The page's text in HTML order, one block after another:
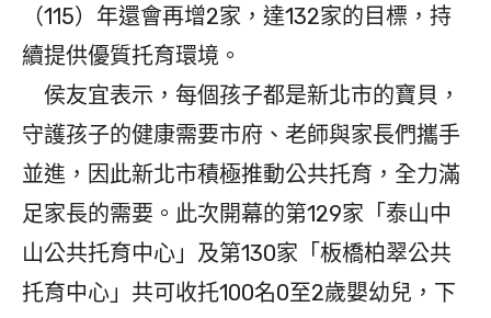
（115）年還會再增2家，達132家的目標，持
續提供優質托育環境。
侯友宜表示，每個孩子都是新北市的寶貝，
守護孩子的健康需要市府、老師與家長們攜手
並進，因此新北市積極推動公共托育，全力滿
足家長的需要。此次開幕的第129家「泰山中
山公共托育中心」及第130家「板橋柏翠公共
托育中心」共可收托100名0至2歲嬰幼兒，下